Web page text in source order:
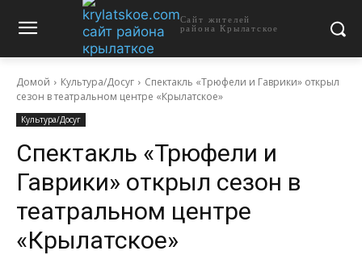
Сайт жителей
района Крылатское
Домой Культура/Досуг
Спектакль «Трюфели и Гаврики» открыл
сезон в театральном центре «Крылатское»
Культура/Досуг
Спектакль «Трюфели и
Гаврики» открыл сезон в
театральном центре
«Крылатское»